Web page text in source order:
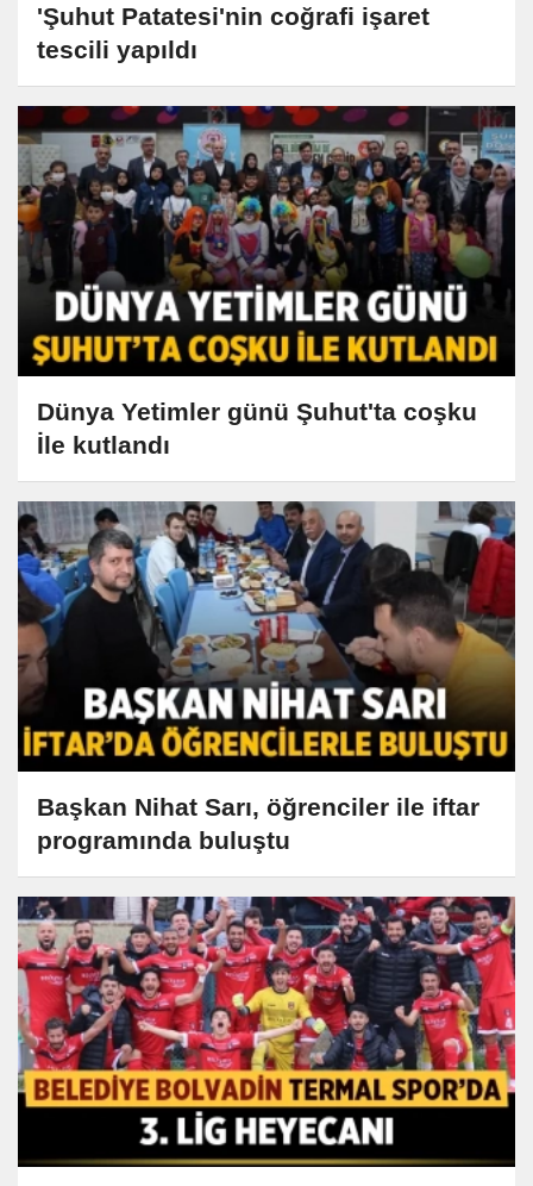
'Şuhut Patatesi'nin coğrafi işaret
tescili yapıldı
Dünya Yetimler günü Şuhut'ta coşku
İle kutlandı
Başkan Nihat Sarı, öğrenciler ile iftar
programında buluştu